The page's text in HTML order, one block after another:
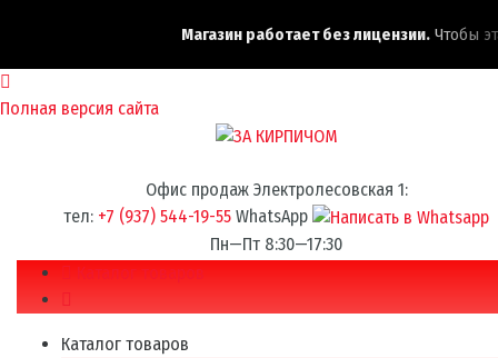
Магазин работает без лицензии.Чтобы эта
Полная версия сайта
Офис продаж Электролесовская 1:
тел: +7 (937) 544-19-55 WhatsApp
Пн—Пт 8:30—17:30
Каталог товаров
Каталог товаров